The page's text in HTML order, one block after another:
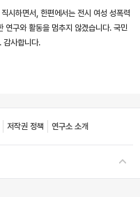
시하면서, 한편에서는 전시 여성 성폭력
연구와 활동을 멈추지 않겠습니다. 국민
감사합니다.
저작권 정책 연구소 소개